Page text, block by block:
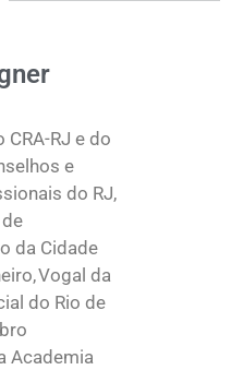
RJ e do
e
do RJ,
da Cidade
Vogal da
do Rio de
Academia